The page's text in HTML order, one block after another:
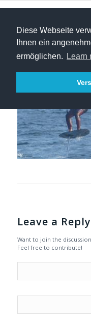
Diese Webseite
Ihnen ein
ermöglichen.
Learn
Leave a Reply
Want to join the
Feel free to contribute!